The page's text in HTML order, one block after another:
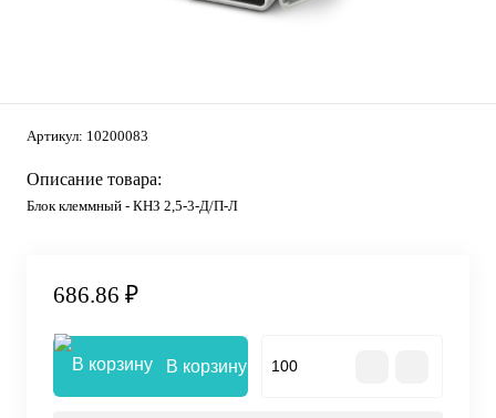
Артикул: 10200083
Описание товара:
Блок клеммный - КНЗ 2,5-3-Д/П-Л
686.86 ₽
В корзину